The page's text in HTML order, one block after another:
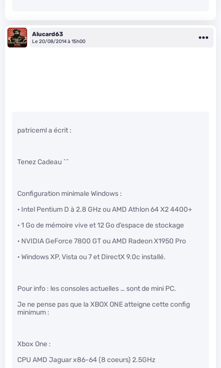
Alucard63
Le 20/08/2014 à 15h00
patriceml a écrit :
Tenez Cadeau ^^
Configuration minimale Windows :
• Intel Pentium D à 2.8 GHz ou AMD Athlon 64 X2 4400+
• 1 Go de mémoire vive et 12 Go d’espace de stockage
• NVIDIA GeForce 7800 GT ou AMD Radeon X1950 Pro
• Windows XP, Vista ou 7 et DirectX 9.0c installé.
Pour info : les consoles actuelles … sont de mini PC.
Je ne pense pas que la XBOX ONE atteigne cette config
minimum :
Xbox One :
CPU AMD Jaguar x86-64 (8 coeurs) 2.5GHz